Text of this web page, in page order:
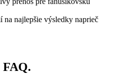
najlepšie výsledky naprieč
FAQ.